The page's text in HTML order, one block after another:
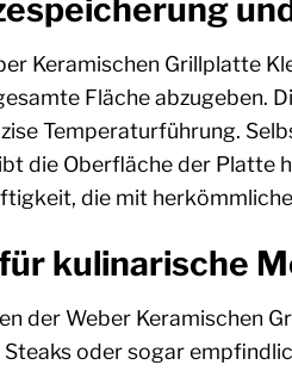
Keramischen Grillplatte
Fläche abzugeben.
Temperaturführung.
die Oberfläche der Platte
die mit
kulinarische
der Weber Keramischen
Steaks oder sogar